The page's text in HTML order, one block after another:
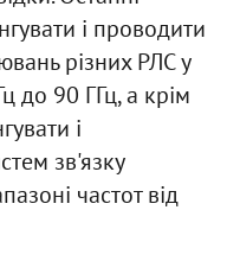
і проводити
різних РЛС у
до 90 ГГц, а крім
і
зв'язку
частот від